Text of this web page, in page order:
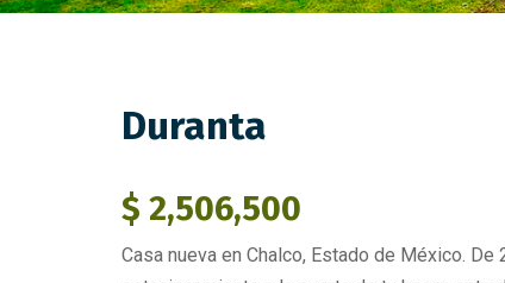
Duranta
$ 2,506,500
Casa nueva en Chalco, Estado de México.